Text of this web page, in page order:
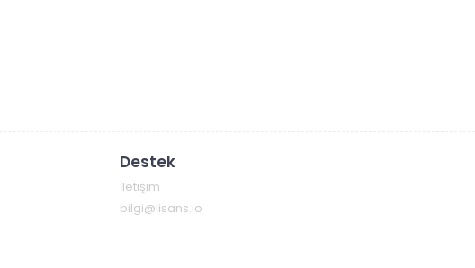
Destek
İletişim
bilgi@lisans.io